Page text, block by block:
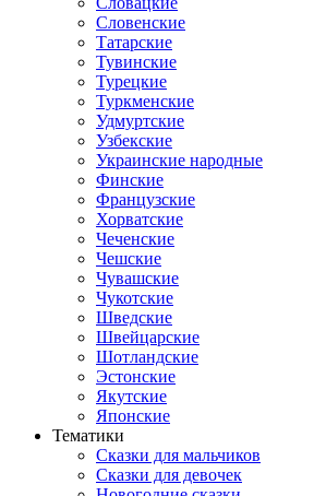
Словенские
Татарские
Тувинские
Турецкие
Туркменские
Удмуртские
Узбекские
Украинские народные
Финские
Французские
Хорватские
Чеченские
Чешские
Чувашские
Чукотские
Шведские
Швейцарские
Шотландские
Эстонские
Якутские
Японские
Тематики
Сказки для мальчиков
Сказки для девочек